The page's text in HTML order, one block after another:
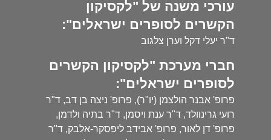
עורכי משנה של "לקסיקון
הקשרים לסופרים ישראלים":
ד"ר יעלי דקל וערן צלגוב
חברי מערכת "לקסיקון הקשרים
לסופרים ישראלים":
פרופ' אבנר הולצמן (יו"ר), פרופ' ניצה בן דב, ד"ר
רועי גרינוולד, ד"ר ענת ויסמן, ד"ר בתיה ולדמן,
פרופ' דן לאור, פרופ' אבידב ליפסקר-אלבק, ד"ר